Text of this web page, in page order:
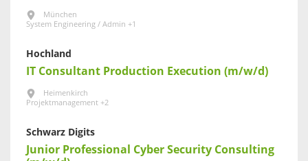
München
System Engineering / Admin +1
Hochland
IT Consultant Production Execution (m/w/d)
Heimenkirch
Projektmanagement +2
Schwarz Digits
Junior Professional Cyber Security Consulting